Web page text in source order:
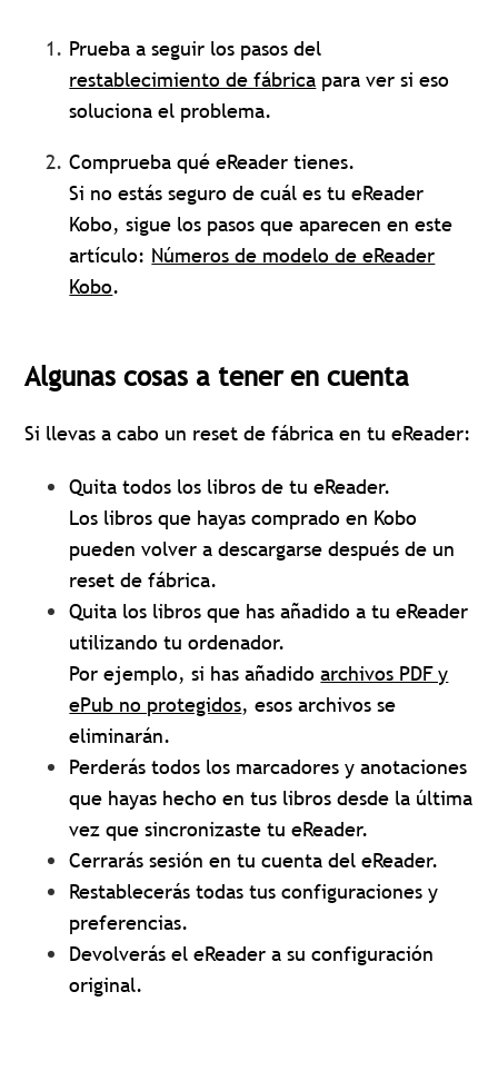
Prueba a seguir los pasos del
restablecimiento de fábrica para ver si eso
soluciona el problema.
Comprueba qué eReader tienes.
Si no estás seguro de cuál es tu eReader
Kobo, sigue los pasos que aparecen en este
artículo: Números de modelo de eReader
Kobo.
Algunas cosas a tener en cuenta
Si llevas a cabo un reset de fábrica en tu eReader:
Quita todos los libros de tu eReader.
Los libros que hayas comprado en Kobo
pueden volver a descargarse después de un
reset de fábrica.
Quita los libros que has añadido a tu eReader
utilizando tu ordenador.
Por ejemplo, si has añadidoarchivos PDF y
ePub no protegidos, esos archivos se
eliminarán.
Perderás todos los marcadores y anotaciones
que hayas hecho en tus libros desde la última
vez que sincronizaste tu eReader.
Cerrarás sesión en tu cuenta del eReader.
Restablecerás todas tus configuraciones y
preferencias.
Devolverás el eReader a su configuración
original.